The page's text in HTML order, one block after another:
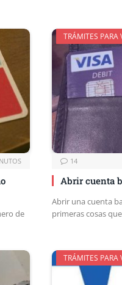
de
TRÁMITES PARA
14
Abrir cuenta
Abrir una cuenta
primeras cosas
TRÁMITES PARA